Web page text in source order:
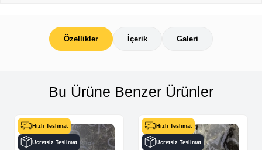
Özellikler İçerik Galeri
Bu Ürüne Benzer Ürünler
Hızlı Teslimat
Ücretsiz Teslimat
Hızlı Teslimat
Ücretsiz Teslimat